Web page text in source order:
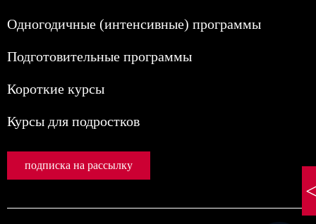
Одногодичные (интенсивные) программы
Подготовительные программы
Короткие курсы
Курсы для подростков
подписка на рассылку